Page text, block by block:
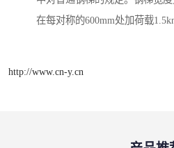
在每对称的600mm处加荷载1.5kn
http://www.cn-y.cn